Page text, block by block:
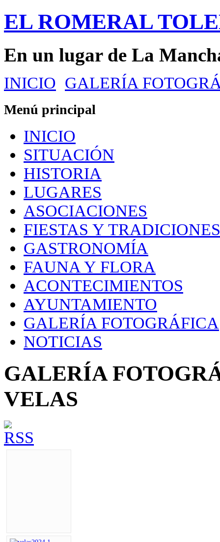
EL ROMERAL
En un lugar de La
INICIO GALERÍA
Menú principal
INICIO
SITUACIÓN
HISTORIA
LUGARES
ASOCIACIONES
FIESTAS Y TRADICIONES
GASTRONOMÍA
FAUNA Y FLORA
ACONTECIMIENTOS
AYUNTAMIENTO
GALERÍA FOTOGRÁFICA
NOTICIAS
GALERÍA
VELAS